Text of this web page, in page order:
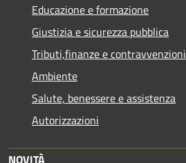
Educazione e formazione
Giustizia e sicurezza pubblica
Tributi,finanze e contravvenzioni
Ambiente
Salute, benessere e assistenza
Autorizzazioni
NOVITÀ